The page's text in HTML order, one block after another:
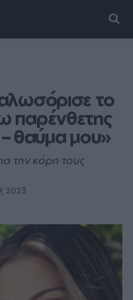
το
παρένθετης
θαύμα μου»
την κόρη τους
2023